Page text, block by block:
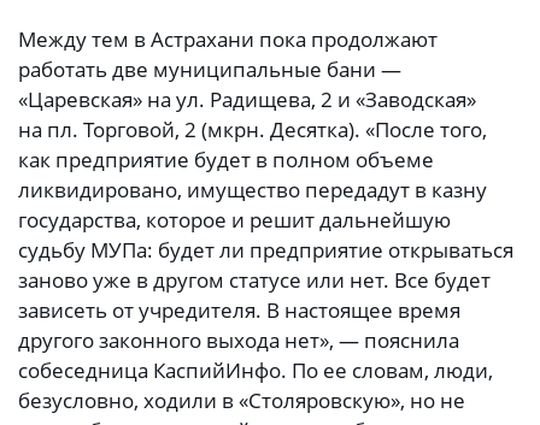
Между тем в Астрахани пока продолжают
работать две муниципальные бани —
«Царевская» на ул. Радищева, 2 и «Заводская»
на пл. Торговой, 2 (мкрн. Десятка). «После того,
как предприятие будет в полном объеме
ликвидировано, имущество передадут в казну
государства, которое и решит дальнейшую
судьбу МУПа: будет ли предприятие открываться
заново уже в другом статусе или нет. Все будет
зависеть от учредителя. В настоящее время
другого законного выхода нет», — пояснила
собеседница КаспийИнфо. По ее словам, люди,
безусловно, ходили в «Столяровскую», но не